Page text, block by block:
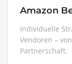
Amazon
Individuelle
Vendoren –
Partnerschaft.